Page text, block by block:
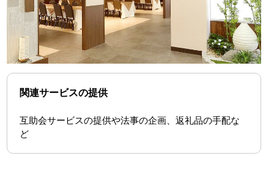
関連サービスの提供
互助会サービスの提供や法事の企画、返礼品の手配な
ど